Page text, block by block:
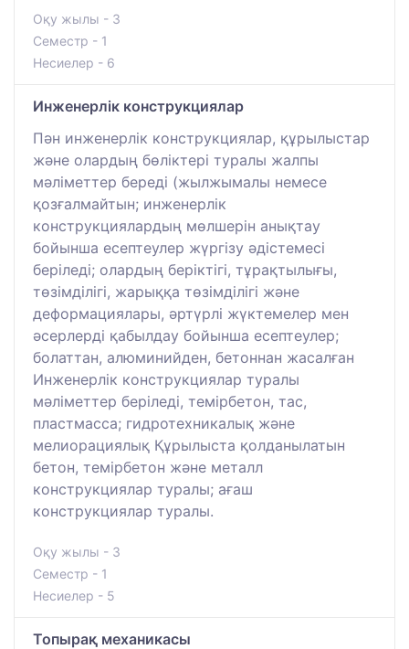
Оқу жылы - 3
Семестр - 1
Несиелер - 6
Инженерлік конструкциялар
Пән инженерлік конструкциялар, құрылыстар
және олардың бөліктері туралы жалпы
мәліметтер береді (жылжымалы немесе
қозғалмайтын; инженерлік
конструкциялардың мөлшерін анықтау
бойынша есептеулер жүргізу әдістемесі
беріледі; олардың беріктігі, тұрақтылығы,
төзімділігі, жарыққа төзімділігі және
деформациялары, әртүрлі жүктемелер мен
әсерлерді қабылдау бойынша есептеулер;
болаттан, алюминийден, бетоннан жасалған
Инженерлік конструкциялар туралы
мәліметтер беріледі, темірбетон, тас,
пластмасса; гидротехникалық және
мелиорациялық Құрылыста қолданылатын
бетон, темірбетон және металл
конструкциялар туралы; ағаш
конструкциялар туралы.
Оқу жылы - 3
Семестр - 1
Несиелер - 5
Топырақ механикасы